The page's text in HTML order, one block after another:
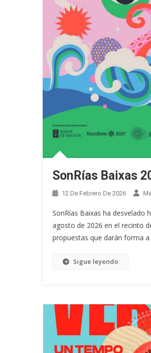
SonRías Baixas
12 De Febrero De 2026
SonRías Baixas ha desvelado
agosto de 2026 en el recinto
propuestas que darán forma
Sigue leyendo